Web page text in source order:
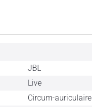
JBL
Live
Circum-auriculaire